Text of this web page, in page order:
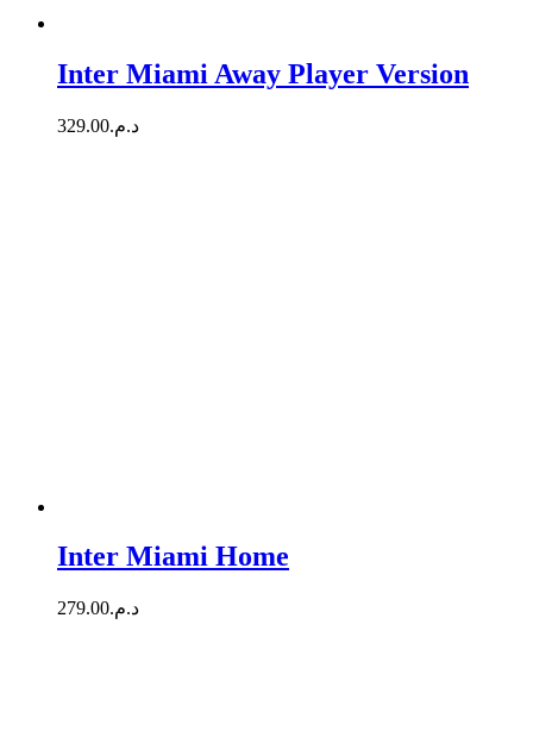
Inter Miami Away Player Version
د.م.329.00
Inter Miami Home
د.م.279.00